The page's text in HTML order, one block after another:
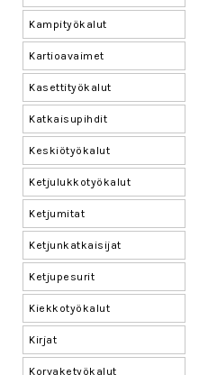
Kampityökalut
Kartioavaimet
Kasettityökalut
Katkaisupihdit
Keskiötyökalut
Ketjulukkotyökalut
Ketjumitat
Ketjunkatkaisijat
Ketjupesurit
Kiekkotyökalut
Kirjat
Korvaketyökalut